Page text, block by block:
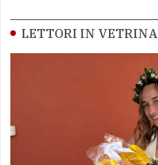
LETTORI IN VETRINA